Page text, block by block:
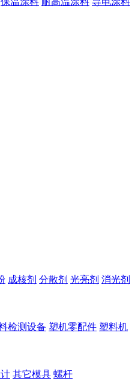
成核剂 分散剂 光亮剂 消光剂
检测设备 塑机零配件 塑料机
其它模具 螺杆